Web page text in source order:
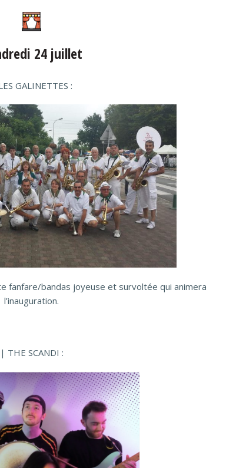
24 juillet
GALINETTES :
fanfare/bandas joyeuse et survoltée qui animera
l’inauguration.
| THE SCANDI :